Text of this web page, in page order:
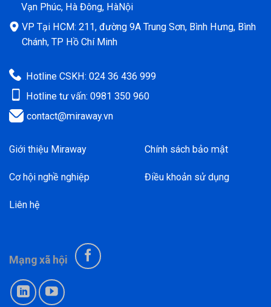
Vạn Phúc, Hà Đông, HàNội
VP Tại HCM: 211, đường 9A Trung Sơn, Bình Hưng, Bình
Chánh, TP Hồ Chí Minh
Hotline CSKH: 024 36 436 999
Hotline tư vấn: 0981 350 960
contact@miraway.vn
Giới thiệu Miraway
Cơ hội nghề nghiệp
Liên hệ
Chính sách bảo mật
Điều khoản sử dụng
Mạng xã hội